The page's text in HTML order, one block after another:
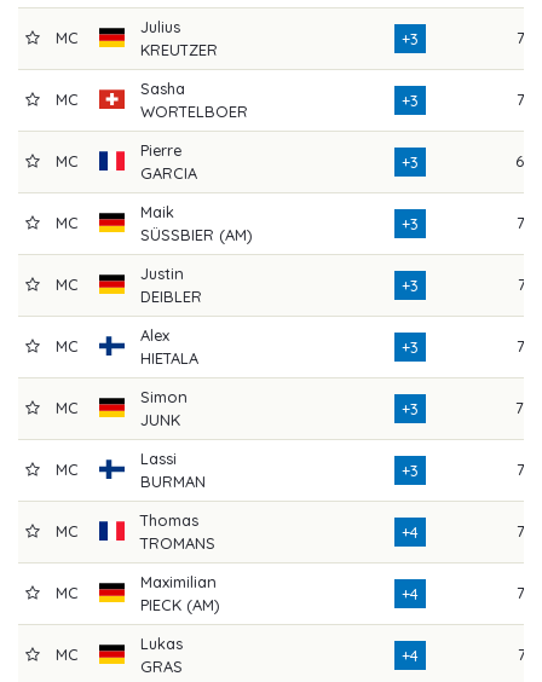
MC
Julius
KREUTZER
+3 73
MC
Sasha
WORTELBOER
+3 72
MC
Pierre
GARCIA
+3 69
MC
Maik
SÜSSBIER (AM)
+3 76
MC
Justin
DEIBLER
+3 74
MC
Alex
HIETALA
+3 73
MC
Simon
JUNK
+3 70
MC
Lassi
BURMAN
+3 72
MC
Thomas
TROMANS
+4 72
MC
Maximilian
PIECK (AM)
+4 72
MC
Lukas
GRAS
+4 74